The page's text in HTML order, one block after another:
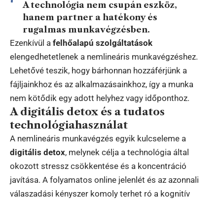
A technológia nem csupán eszköz,
hanem partner a hatékony és
rugalmas munkavégzésben.
Ezenkívül a felhőalapú szolgáltatások
elengedhetetlenek a nemlineáris munkavégzéshez.
Lehetővé teszik, hogy bárhonnan hozzáférjünk a
fájljainkhoz és az alkalmazásainkhoz, így a munka
nem kötődik egy adott helyhez vagy időponthoz.
A digitális detox és a tudatos
technológiahasználat
A nemlineáris munkavégzés egyik kulcseleme a
digitális detox, melynek célja a technológia által
okozott stressz csökkentése és a koncentráció
javítása. A folyamatos online jelenlét és az azonnali
válaszadási kényszer komoly terhet ró a kognitív